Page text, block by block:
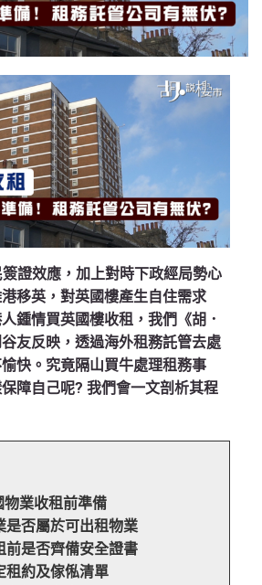
簽證效應，加上對時下政經局勢心
移英，對英國樓產生自住需求
鍾情買英國樓收租，我們《胡．
友反映，透過海外租務託管去處
快。究竟隔山買牛處理租務事
障自己呢? 我們會一文剖析其程
物業收租前準備
是否屬於可出租物業
前是否齊備安全證書
租約及傢俬清單